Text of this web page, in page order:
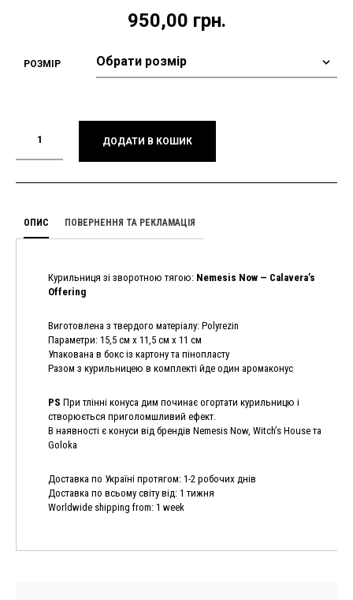
950,00 грн.
РОЗМІР
ДОДАТИ В КОШИК
ОПИС ПОВЕРНЕННЯ ТА РЕКЛАМАЦІЯ
Курильниця зі зворотною тягою: Nemesis Now — Calavera’s
Offering
Виготовлена з твердого матеріалу: Polyrezin
Параметри: 15,5 см х 11,5 см х 11 см
Упакована в бокс із картону та пінопласту
Разом з курильницею в комплекті йде один аромаконус
PS При тлінні конуса дим починає огортати курильницю і
створюється приголомшливий ефект.
В наявності є конуси від брендів Nemesis Now, Witch’s House та
Goloka
Доставка по Україні протягом: 1-2 робочих днів
Доставка по всьому світу від: 1 тижня
Worldwide shipping from: 1 week